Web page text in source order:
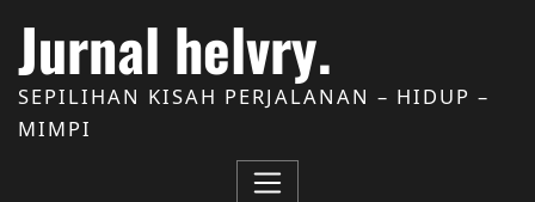
Jurnal helvry.
SEPILIHAN KISAH PERJALANAN – HIDUP –
MIMPI